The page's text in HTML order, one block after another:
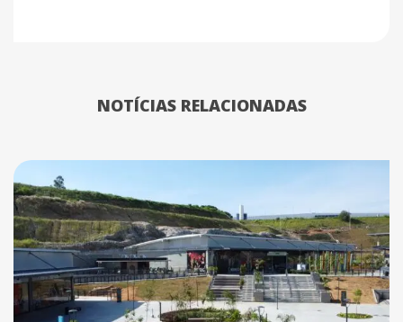
NOTÍCIAS RELACIONADAS